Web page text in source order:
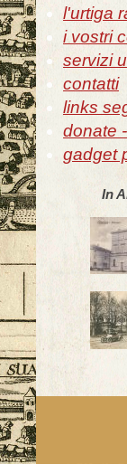
l'urtiga
i vostri
servizi
contatti
links
donate
gadget
In